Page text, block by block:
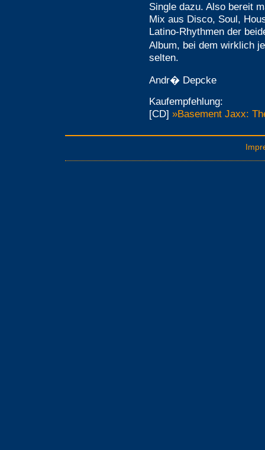
Single dazu. Also bereit
Mix aus Disco, Soul,
Latino-Rhythmen der
Album, bei dem wirklich
selten.
Andr� Depcke
Kaufempfehlung:
[CD] »Basement Jaxx: